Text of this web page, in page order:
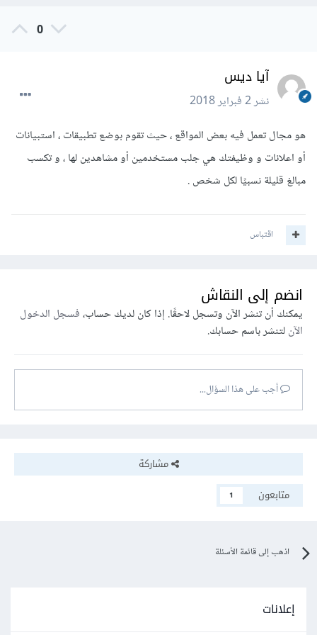
0
آيا ديس
نشر2 فبراير 2018
هو مجال تعمل فيه بعض المواقع ، حيث تقوم بوضع تطبيقات ، استبيانات
أو اعلانات و وظيفتك هي جلب مستخدمين أو مشاهدين لها ، و تكسب
مبالغ قليلة نسبيًا لكل شخص .
اقتباس
انضم إلى النقاش
يمكنك أن تنشر الآن وتسجل لاحقًا. إذا كان لديك حساب،فسجل الدخول
الآنلتنشر باسم حسابك.
أجب على هذا السؤال...
مشاركة
متابعون
1
اذهب إلى قائمة الأسئلة
إعلانات